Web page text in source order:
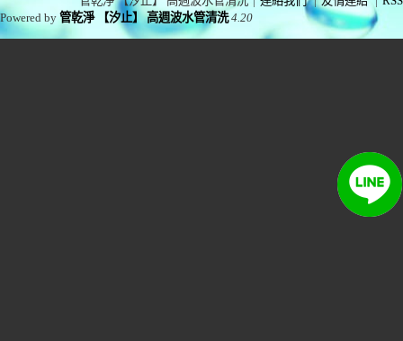
Powered by管乾淨 【汐止】 高週波水管清洗 4.20